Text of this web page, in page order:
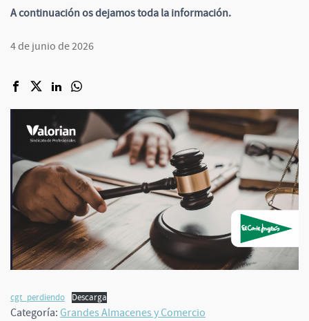
A continuación os dejamos toda la información.
4 de junio de 2026
cgt_perdiendo Descarga
Categoría: Grandes Almacenes y Comercio